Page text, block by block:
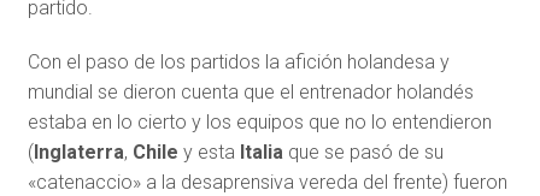
partido.
Con el paso de los partidos la afición holandesa y
mundial se dieron cuenta que el entrenador holandés
estaba en lo cierto y los equipos que no lo entendieron
( Inglaterra, Chile y esta Italiaque se pasó de su
«catenaccio» a la desaprensiva vereda del frente) fueron